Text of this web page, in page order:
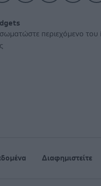
περιεχόμενο
Διαφημιστείτε